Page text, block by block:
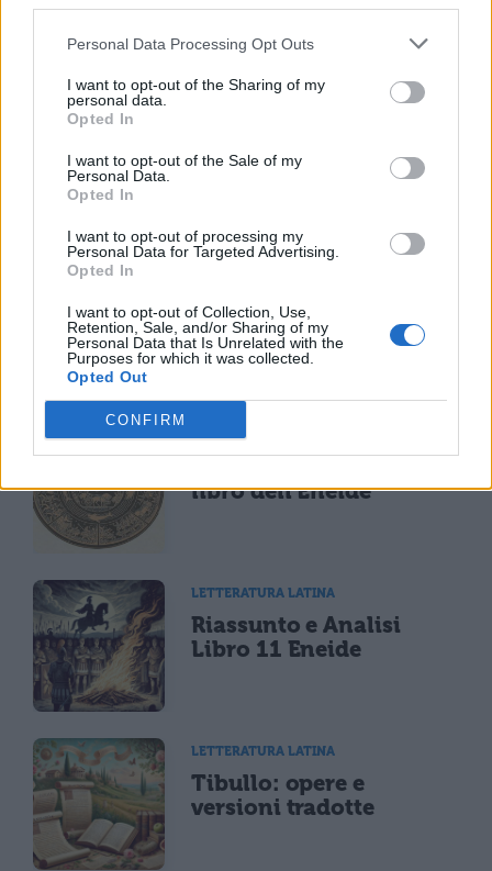
Personal Data Processing Opt Outs
I want to opt-out of the Sharing of my
personal data.
Opted In
I want to opt-out of the Sale of my
Personal Data.
Opted In
I want to opt-out of processing my
Personal Data for Targeted Advertising.
Opted In
I want to opt-out of Collection, Use,
Retention, Sale, and/or Sharing of my
Personal Data that Is Unrelated with the
Purposes for which it was collected.
Opted Out
CONFIRM
TI POTREBBE INTERESSARE
La Commedia di Plauto
LETTERATURA LATINA
libro dell'Eneide
LETTERATURA LATINA
Riassunto e Analisi
Libro 11 Eneide
LETTERATURA LATINA
Tibullo: opere e
versioni tradotte